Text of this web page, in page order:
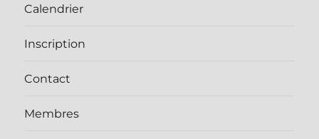
Calendrier
Inscription
Contact
Membres